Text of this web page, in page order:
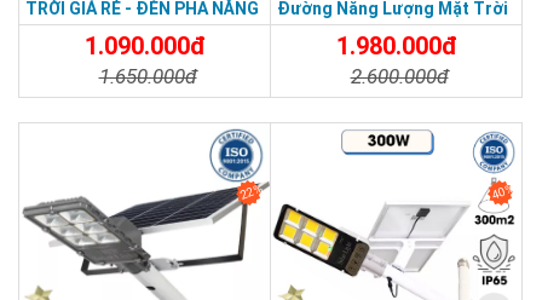
TRỜI GIÁ RẺ - ĐÈN PHA NĂNG
LƯỢNG MẶT TRỜI 300W MẪU
1.090.000đ
1.650.000đ
Đường Năng Lượng Mặt Trời
300W TS-78300K6 - Solar
Light 300W
1.980.000đ
2.600.000đ
22% 40%